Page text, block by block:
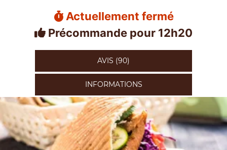
Actuellement fermé
Précommande pour 12h20
AVIS (90)
INFORMATIONS